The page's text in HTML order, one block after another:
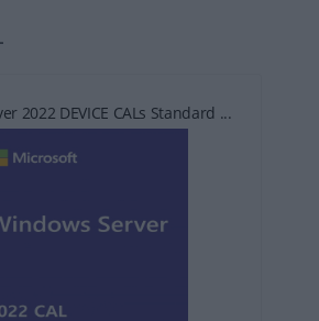
2022 DEVICE CALs Standard ...